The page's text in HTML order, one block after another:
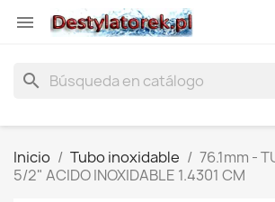

search
Inicio Tubo inoxidable
76.1mm -
5/2" ACIDO INOXIDABLE 1.4301 CM